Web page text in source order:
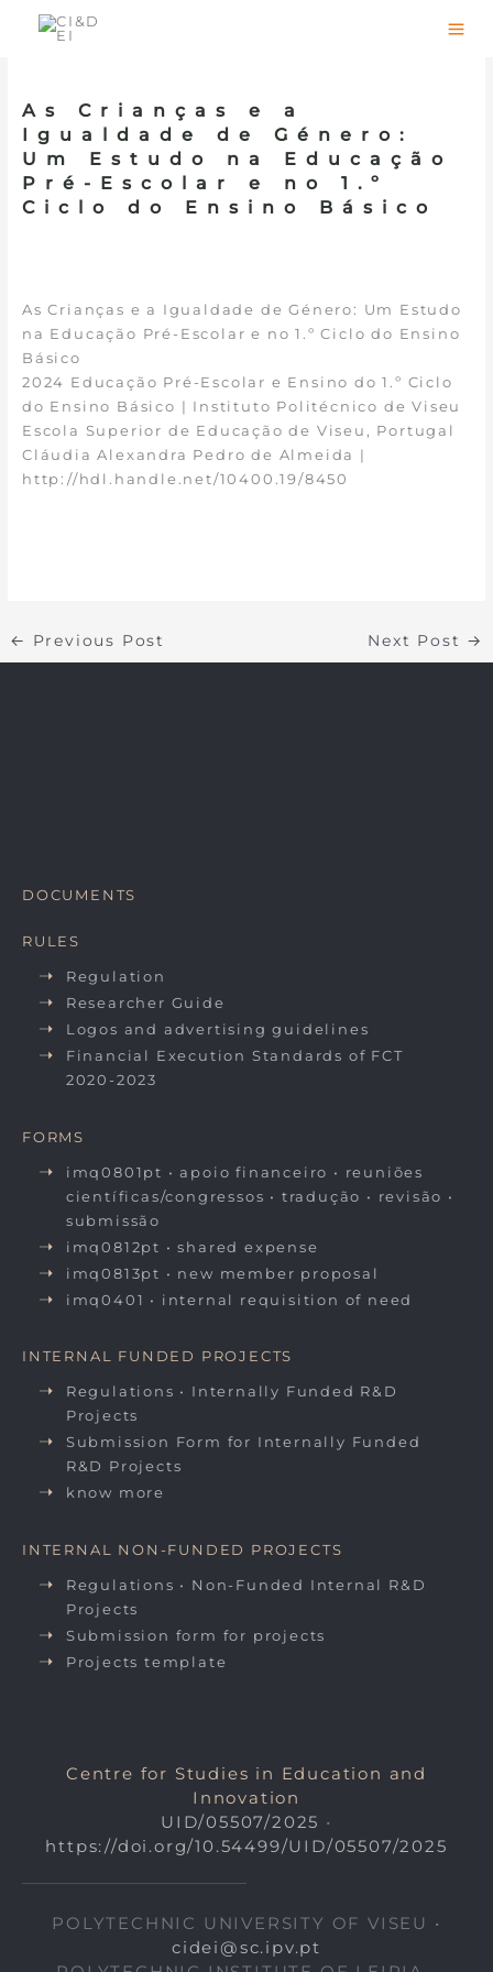
Skip
As Crianças e a
Igualdade de Género:
Um Estudo na Educação
Pré-Escolar e no 1.º
Ciclo do Ensino Básico
As Crianças e a Igualdade de Género: Um Estudo
na Educação Pré-Escolar e no 1.º Ciclo do Ensino
Básico
2024 Educação Pré-Escolar e Ensino do 1.º Ciclo
do Ensino Básico | Instituto Politécnico de Viseu
Escola Superior de Educação de Viseu, Portugal
Cláudia Alexandra Pedro de Almeida |
http://hdl.handle.net/10400.19/8450
← Previous Post Next Post →
DOCUMENTS
RULES
Regulation
Researcher Guide
Logos and advertising guidelines
Financial Execution Standards of FCT
2020-2023
FORMS
imq0801pt • apoio financeiro • reuniões
científicas/congressos • tradução • revisão •
submissão
imq0812pt • shared expense
imq0813pt • new member proposal
imq0401 • internal requisition of need
INTERNAL FUNDED PROJECTS
Regulations • Internally Funded R&D
Projects
Submission Form for Internally Funded
R&D Projects
know more
INTERNAL NON-FUNDED PROJECTS
Regulations • Non-Funded Internal R&D
Projects
Submission form for projects
Projects template
Centre for Studies in Education and
Innovation
UID/05507/2025 •
https://doi.org/10.54499/UID/05507/2025
POLYTECHNIC UNIVERSITY OF VISEU •
cidei@sc.ipv.pt